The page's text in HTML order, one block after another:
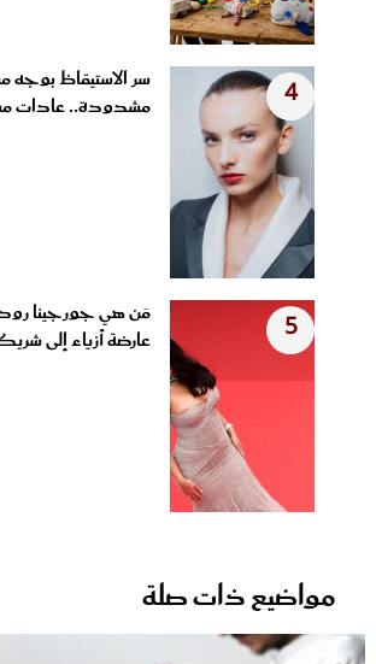
4
سر الاستيقاظ بوجه
مشدودة.. عادات
5
مَن هي جورجينا
عارضة أزياء إلى
مواضيع ذات صلة